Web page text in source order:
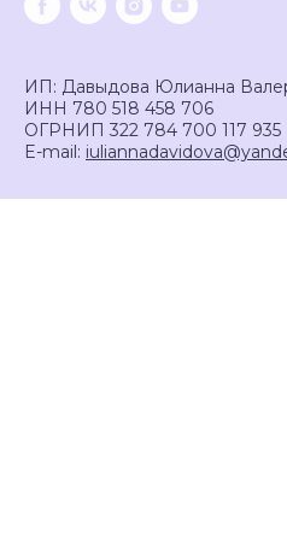
ИП: Давыдова Юлианна
ИНН 780 518 458 706
ОГРНИП 322 784 700 117 935
E-mail: